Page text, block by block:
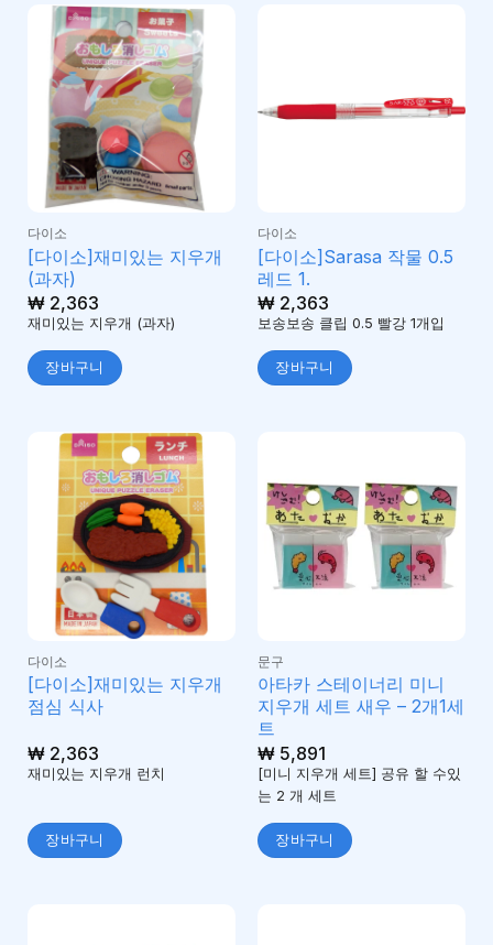
다이소
[다이소]재미있는 지우개
(과자)
₩2,363
재미있는 지우개 (과자)
장바구니
다이소
[다이소]Sarasa 작물 0.5
레드 1.
₩2,363
보송보송 클립 0.5 빨강 1개입
장바구니
다이소
[다이소]재미있는 지우개
점심 식사
₩2,363
재미있는 지우개 런치
장바구니
문구
아타카 스테이너리 미니
지우개 세트 새우 – 2개1세
트
₩5,891
[미니 지우개 세트] 공유 할 수있
는 2 개 세트
장바구니